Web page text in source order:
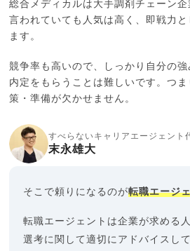
総合メディカルは大手調剤チェーン
言われていても人気は高く、即戦力
ます。
競争率も高いので、しっかり自分の
内定をもらうことは難しいです。つ
策・準備が欠かせません。
すべらないキャリアエージェント
末永雄大
そこで頼りになるのが転職エージ
転職エージェントは企業が求める
選考に関して適切にアドバイスし